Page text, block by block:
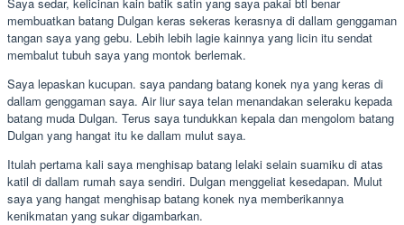
membuatkan batang Dulgan keras sekeras kerasnya di dallam genggaman
tangan saya yang gebu. Lebih lebih lagie kainnya yang licin itu sendat
membalut tubuh saya yang montok berlemak.
Saya lepaskan kucupan. saya pandang batang konek nya yang keras di
dallam genggaman saya. Air liur saya telan menandakan seleraku kepada
batang muda Dulgan. Terus saya tundukkan kepala dan mengolom batang
Dulgan yang hangat itu ke dallam mulut saya.
Itulah pertama kali saya menghisap batang lelaki selain suamiku di atas
katil di dallam rumah saya sendiri. Dulgan menggeliat kesedapan. Mulut
saya yang hangat menghisap batang konek nya memberikannya
kenikmatan yang sukar digambarkan.